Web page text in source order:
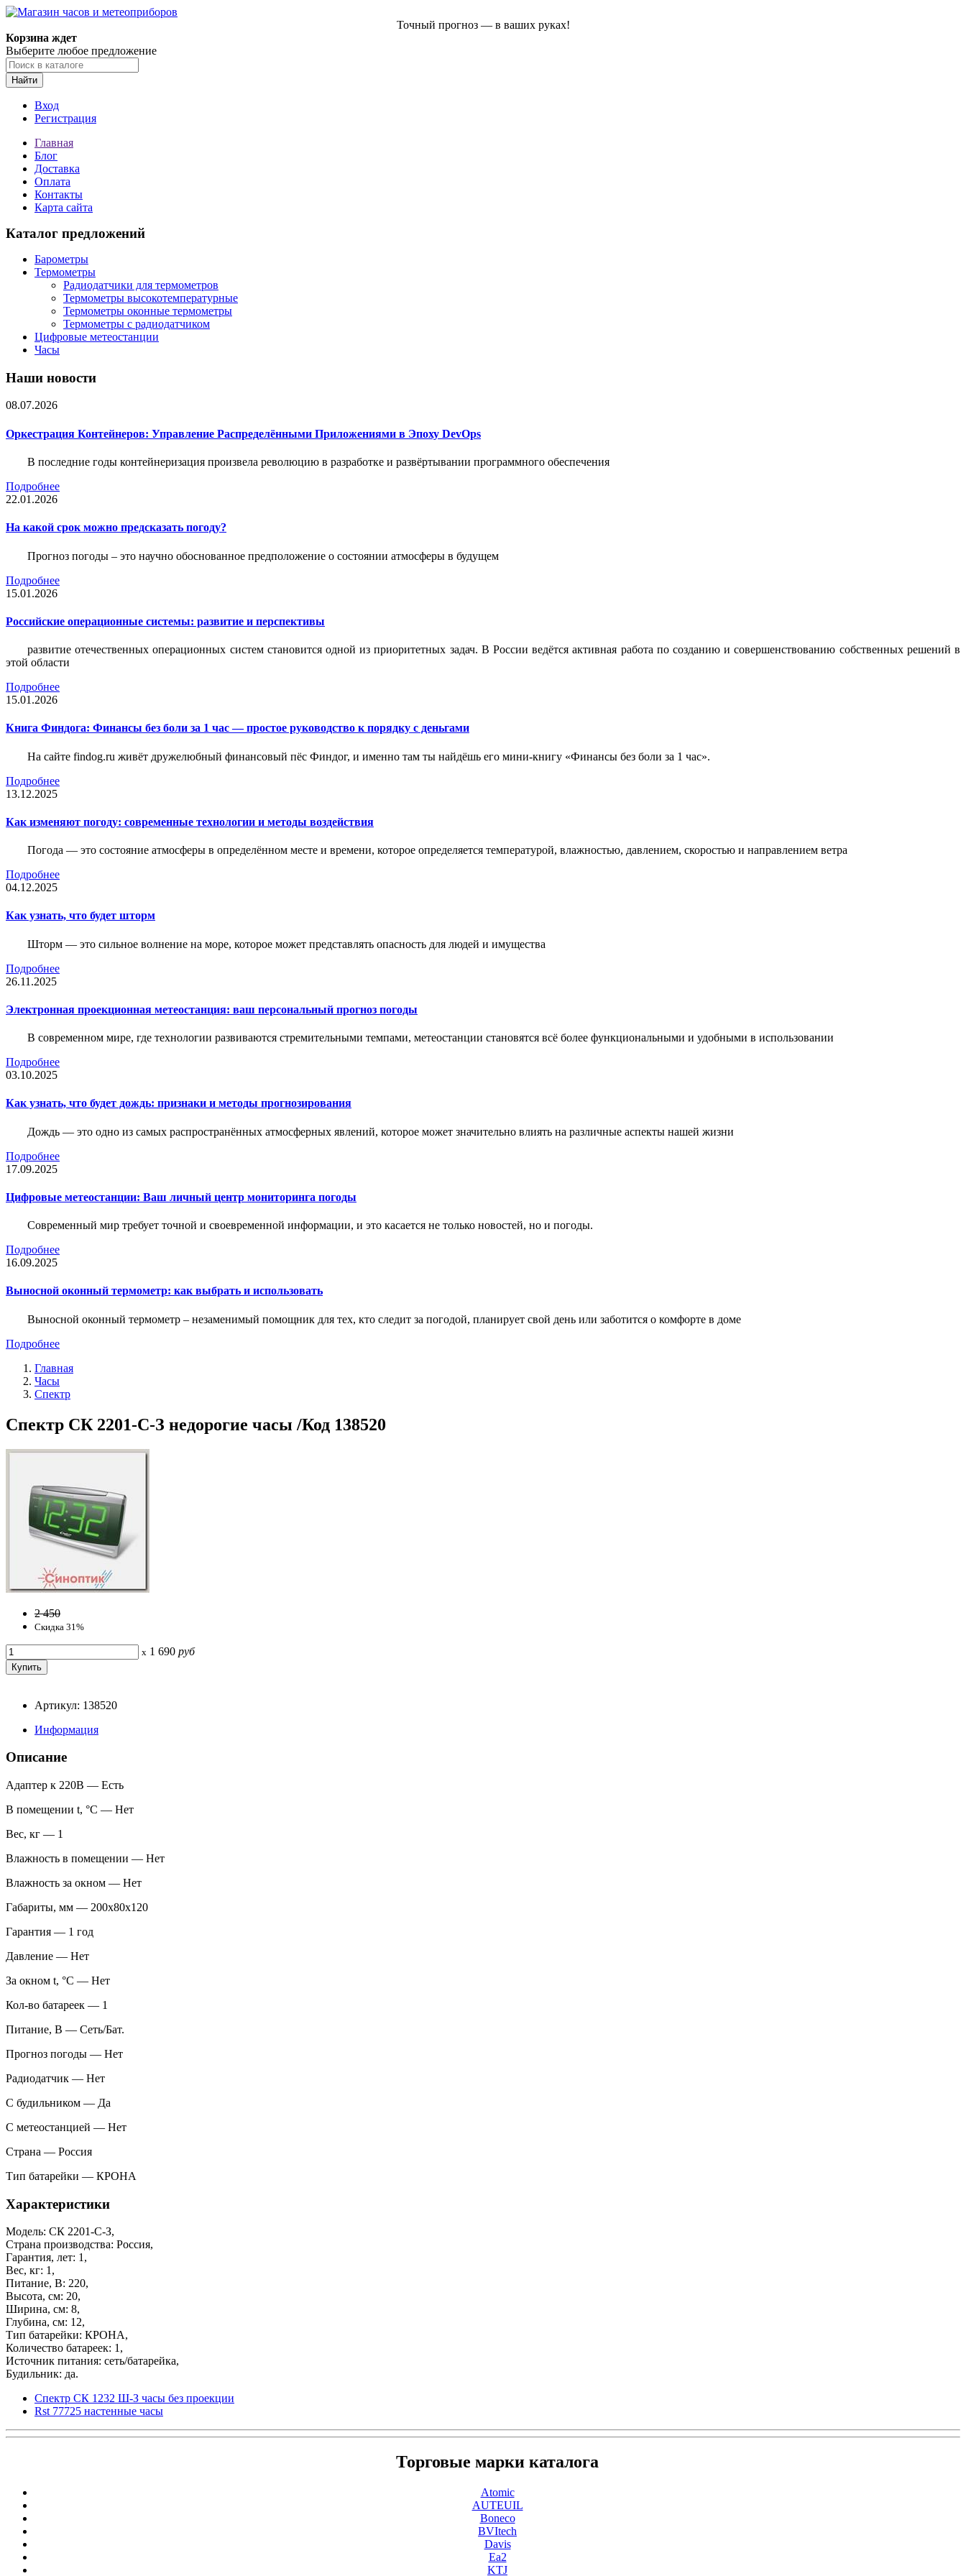
Точный прогноз — в ваших руках!
Корзина ждет
Выберите любое предложение
Найти
Вход
Регистрация
Главная
Блог
Доставка
Оплата
Контакты
Карта сайта
Каталог предложений
Барометры
Термометры
Радиодатчики для термометров
Термометры высокотемпературные
Термометры оконные термометры
Термометры с радиодатчиком
Цифровые метеостанции
Часы
Наши новости
08.07.2026
Оркестрация Контейнеров: Управление Распределёнными Приложениями в Эпоху DevOps
В последние годы контейнеризация произвела революцию в разработке и развёртывании программного обеспечения
Подробнее
22.01.2026
На какой срок можно предсказать погоду?
Прогноз погоды – это научно обоснованное предположение о состоянии атмосферы в будущем
Подробнее
15.01.2026
Российские операционные системы: развитие и перспективы
развитие отечественных операционных систем становится одной из приоритетных задач. В России ведётся активная работа по созданию и совершенствованию собственных решений в
этой области
Подробнее
15.01.2026
Книга Финдога: Финансы без боли за 1 час — простое руководство к порядку с деньгами
На сайте findog.ru живёт дружелюбный финансовый пёс Финдог, и именно там ты найдёшь его мини‑книгу «Финансы без боли за 1 час».
Подробнее
13.12.2025
Как изменяют погоду: современные технологии и методы воздействия
Погода — это состояние атмосферы в определённом месте и времени, которое определяется температурой, влажностью, давлением, скоростью и направлением ветра
Подробнее
04.12.2025
Как узнать, что будет шторм
Шторм — это сильное волнение на море, которое может представлять опасность для людей и имущества
Подробнее
26.11.2025
Электронная проекционная метеостанция: ваш персональный прогноз погоды
В современном мире, где технологии развиваются стремительными темпами, метеостанции становятся всё более функциональными и удобными в использовании
Подробнее
03.10.2025
Как узнать, что будет дождь: признаки и методы прогнозирования
Дождь — это одно из самых распространённых атмосферных явлений, которое может значительно влиять на различные аспекты нашей жизни
Подробнее
17.09.2025
Цифровые метеостанции: Ваш личный центр мониторинга погоды
Современный мир требует точной и своевременной информации, и это касается не только новостей, но и погоды.
Подробнее
16.09.2025
Выносной оконный термометр: как выбрать и использовать
Выносной оконный термометр – незаменимый помощник для тех, кто следит за погодой, планирует свой день или заботится о комфорте в доме
Подробнее
Главная
Часы
Спектр
Спектр СК 2201-С-З недорогие часы /Код 138520
2 450
Скидка 31%
x 1 690 руб
Артикул: 138520
Информация
Описание
Адаптер к 220В — Есть
В помещении t, °С — Нет
Вес, кг — 1
Влажность в помещении — Нет
Влажность за окном — Нет
Габариты, мм — 200x80x120
Гарантия — 1 год
Давление — Нет
За окном t, °С — Нет
Кол-во батареек — 1
Питание, В — Сеть/Бат.
Прогноз погоды — Нет
Радиодатчик — Нет
С будильником — Да
С метеостанцией — Нет
Страна — Россия
Тип батарейки — КРОНА
Характеристики
Модель: СК 2201-С-З,
Страна производства: Россия,
Гарантия, лет: 1,
Вес, кг: 1,
Питание, В: 220,
Высота, см: 20,
Ширина, см: 8,
Глубина, см: 12,
Тип батарейки: КРОНА,
Количество батареек: 1,
Источник питания: сеть/батарейка,
Будильник: да.
Спектр СК 1232 Ш-З часы без проекции
Rst 77725 настенные часы
Торговые марки каталога
Atomic
AUTEUIL
Boneco
BVItech
Davis
Ea2
KTJ